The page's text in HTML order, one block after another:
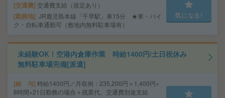
交通費 交通費支給（規定あり）
勤務地 JR鹿児島本線「千早駅」車15分 ★車・バイ
ク・自転車通勤可（敷地内無料駐車場有）
気になる!
未経験OK！空港内倉庫作業 時給1400円/土日祝休み
無料駐車場完備[派遣]
給 与 時給1400円／月収例：235,200円＝1,400円×
8時間×21日勤務の場合＋残業代、交通費別途支給